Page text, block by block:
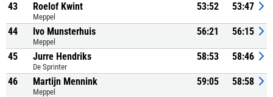
43 Roelof Kwint
Meppel
53:52 53:47
44 Ivo Munsterhuis
Meppel
56:21 56:15
45 Jurre Hendriks
De Sprinter
58:53 58:46
46 Martijn Mennink
Meppel
59:05 58:58